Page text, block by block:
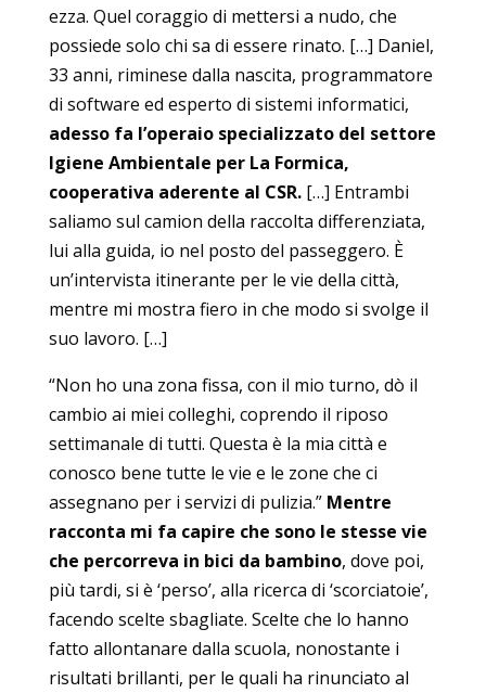
ezza. Quel coraggio di mettersi a nudo, che
possiede solo chi sa di essere rinato. […] Daniel,
33 anni, riminese dalla nascita, programmatore
di software ed esperto di sistemi informatici,
adesso fa l’operaio specializzato del settore
Igiene Ambientale per La Formica,
cooperativa aderente al CSR.[…] Entrambi
saliamo sul camion della raccolta differenziata,
lui alla guida, io nel posto del passeggero. È
un’intervista itinerante per le vie della città,
mentre mi mostra fiero in che modo si svolge il
suo lavoro. […]
“Non ho una zona fissa, con il mio turno, dò il
cambio ai miei colleghi, coprendo il riposo
settimanale di tutti. Questa è la mia città e
conosco bene tutte le vie e le zone che ci
assegnano per i servizi di pulizia.” Mentre
racconta mi fa capire che sono le stesse vie
che percorreva in bici da bambino, dove poi,
più tardi, si è ‘perso’, alla ricerca di ‘scorciatoie’,
facendo scelte sbagliate. Scelte che lo hanno
fatto allontanare dalla scuola, nonostante i
risultati brillanti, per le quali ha rinunciato al